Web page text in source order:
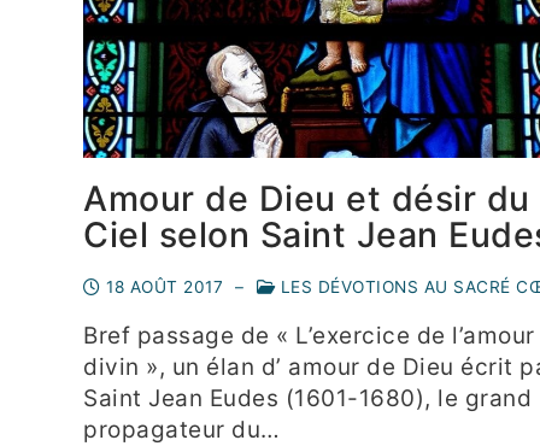
Amour de Dieu et désir du
Ciel selon Saint Jean
18 AOÛT 2017 – LES DÉVOTIONS AU SACRÉ
Bref passage de « L’exercice de l’amour
divin », un élan d’ amour de Dieu écrit
Saint Jean Eudes (1601-1680), le grand
propagateur du…